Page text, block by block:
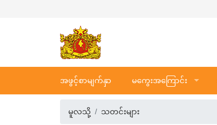
အဖွင့်စာမျက်နှာ မကွေးအကြောင်း
မူလသို့ သတင်းများ